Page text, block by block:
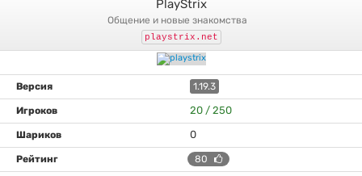
PlayStrix
общение и новые знакомства
playstrix.net
1.19.3
20 / 250
0
80